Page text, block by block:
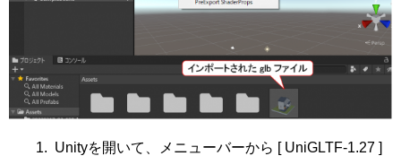
Unityを開いて、メニューバーから [ UniGLTF-1.27 ]